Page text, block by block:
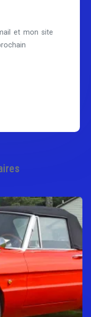
et mon site